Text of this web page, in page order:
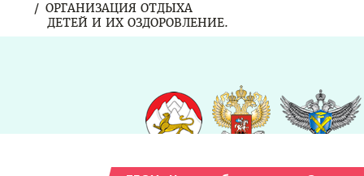
ОРГАНИЗАЦИЯ ОТДЫХА
ДЕТЕЙ И ИХ ОЗДОРОВЛЕНИЕ.